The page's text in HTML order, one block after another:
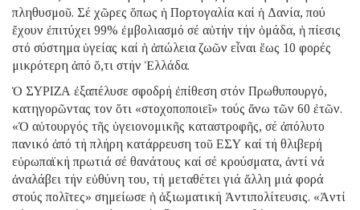
πληθυσμοῦ. Σέ χῶρες ὅπως ἡ Πορτογαλία καί ἡ Δανία, πού
ἔχουν ἐπιτύχει 99% ἐμβολιασμό σέ αὐτήν τήν ὁμάδα, ἡ πίεσις
στό σύστημα ὑγείας καί ἡ ἀπώλεια ζωῶν εἶναι ἕως 10 φορές
μικρότερη ἀπό ὅ,τι στήν Ἑλλάδα.
Ὁ ΣΥΡΙΖΑ ἐξαπέλυσε σφοδρή ἐπίθεση στόν Πρωθυπουργό,
κατηγορῶντας τον ὅτι «στοχοποποιεῖ» τούς ἄνω τῶν 60 ἐτῶν.
«Ὁ αὐτουργός τῆς ὑγειονομικῆς καταστροφῆς, σέ ἀπόλυτο
πανικό ἀπό τή πλήρη κατάρρευση τοῦ ΕΣΥ καί τή θλιβερή
εὐρωπαϊκή πρωτιά σέ θανάτους καί σέ κρούσματα, ἀντί νά
ἀναλάβει τήν εὐθύνη του, τή μεταθέτει γιά ἄλλη μιά φορά
στούς πολῖτες» σημείωσε ἡ ἀξιωματική Ἀντιπολίτευσις. «Ἀντί